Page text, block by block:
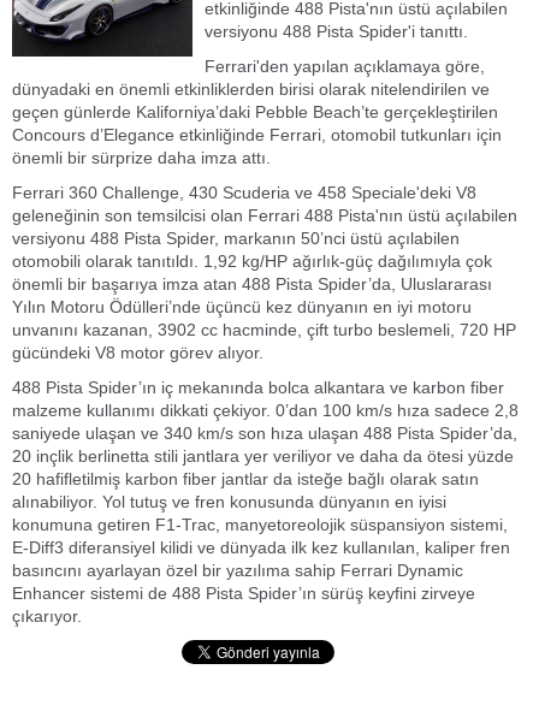
etkinliğinde 488 Pista'nın üstü açılabilen
versiyonu 488 Pista Spider'i tanıttı.
Ferrari'den yapılan açıklamaya göre,
dünyadaki en önemli etkinliklerden birisi olarak nitelendirilen ve
geçen günlerde Kaliforniya’daki Pebble Beach’te gerçekleştirilen
Concours d’Elegance etkinliğinde Ferrari, otomobil tutkunları için
önemli bir sürprize daha imza attı.
Ferrari 360 Challenge, 430 Scuderia ve 458 Speciale'deki V8
geleneğinin son temsilcisi olan Ferrari 488 Pista'nın üstü açılabilen
versiyonu 488 Pista Spider, markanın 50’nci üstü açılabilen
otomobili olarak tanıtıldı. 1,92 kg/HP ağırlık-güç dağılımıyla çok
önemli bir başarıya imza atan 488 Pista Spider’da, Uluslararası
Yılın Motoru Ödülleri’nde üçüncü kez dünyanın en iyi motoru
unvanını kazanan, 3902 cc hacminde, çift turbo beslemeli, 720 HP
gücündeki V8 motor görev alıyor.
488 Pista Spider’ın iç mekanında bolca alkantara ve karbon fiber
malzeme kullanımı dikkati çekiyor. 0’dan 100 km/s hıza sadece 2,8
saniyede ulaşan ve 340 km/s son hıza ulaşan 488 Pista Spider’da,
20 inçlik berlinetta stili jantlara yer veriliyor ve daha da ötesi yüzde
20 hafifletilmiş karbon fiber jantlar da isteğe bağlı olarak satın
alınabiliyor. Yol tutuş ve fren konusunda dünyanın en iyisi
konumuna getiren F1-Trac, manyetoreolojik süspansiyon sistemi,
E-Diff3 diferansiyel kilidi ve dünyada ilk kez kullanılan, kaliper fren
basıncını ayarlayan özel bir yazılıma sahip Ferrari Dynamic
Enhancer sistemi de 488 Pista Spider’ın sürüş keyfini zirveye
çıkarıyor.